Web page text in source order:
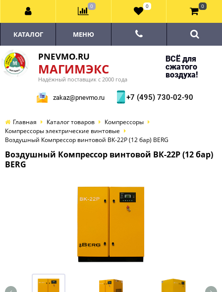
PNEVMO.RU
МАГИМЭКС
Надёжный поставщик с 2000 года
ВСЁ для
сжатого
воздуха!
zakaz@pnevmo.ru +7 (495) 730-02-90
КАТАЛОГ МЕНЮ
Главная Каталог товаров
Компрессоры
Компрессоры электрические винтовые
Воздушный Компрессор винтовой ВК-22Р (12 бар) BERG
Воздушный Компрессор винтовой ВК-22Р (12 бар)
BERG
0 0 0